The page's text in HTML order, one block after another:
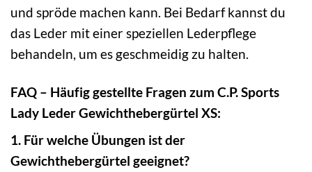
und spröde machen kann. Bei Bedarf kannst du
das Leder mit einer speziellen Lederpflege
behandeln, um es geschmeidig zu halten.
FAQ – Häufig gestellte Fragen zum C.P. Sports
Lady Leder Gewichthebergürtel XS:
1. Für welche Übungen ist der
Gewichthebergürtel geeignet?